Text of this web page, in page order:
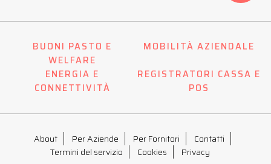
BUONI PASTO E
WELFARE
MOBILITÀ AZIENDALE
ENERGIA E
CONNETTIVITÀ
REGISTRATORI CASSA E
POS
About Per Aziende Per Fornitori
Contatti
Termini del servizio
Cookies Privacy